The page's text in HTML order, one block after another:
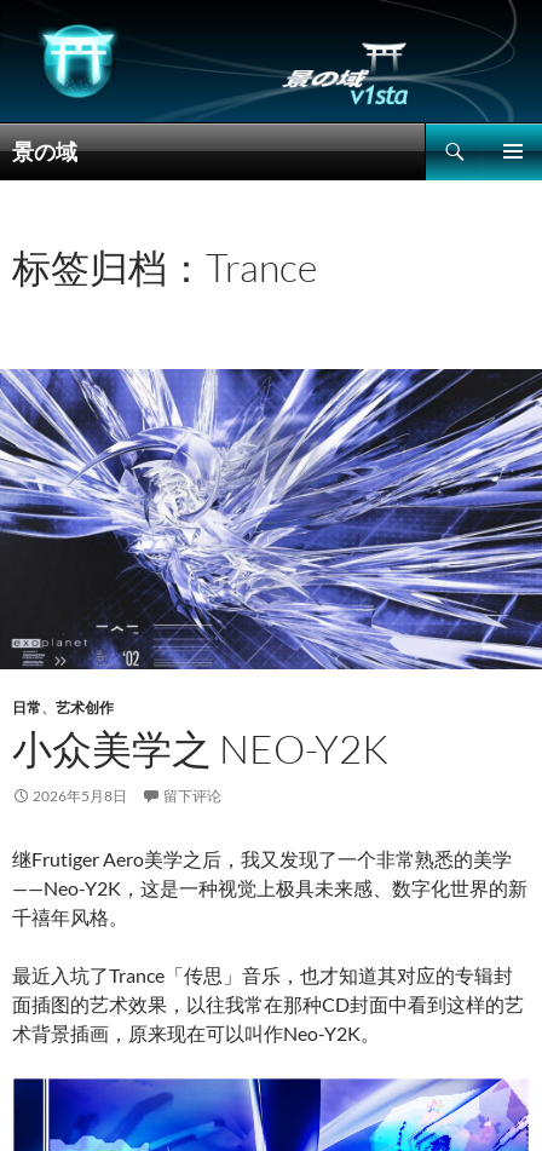
景の域
搜
索
文
标签归档：Trance
日常、 艺术创作
小众美学之 NEO-Y2K
2026年5月8日 留下评论
继Frutiger Aero美学之后，我又发现了一个非常熟悉的美学
——Neo-Y2K，这是一种视觉上极具未来感、数字化世界的新
千禧年风格。
最近入坑了Trance「传思」音乐，也才知道其对应的专辑封
面插图的艺术效果，以往我常在那种CD封面中看到这样的艺
术背景插画，原来现在可以叫作Neo-Y2K。